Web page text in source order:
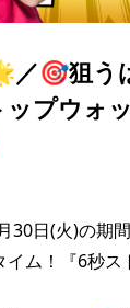
／🎯狙う
プウォ
30日(火)の期
ム！『6秒ス